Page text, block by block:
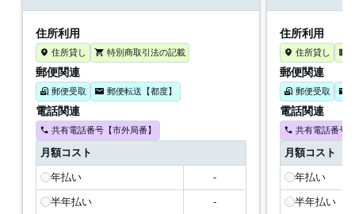
住所利用
住所貸し 特別商取引法の記載
郵便関連
郵便受取 郵便転送【都度】
電話関連
共有電話番号【市外局番】
月額コスト
年払い -
半年払い -
住所利用
住所貸し
郵便関連
郵便受取
電話関連
共有電話番号
月額コスト
年払い
半年払い